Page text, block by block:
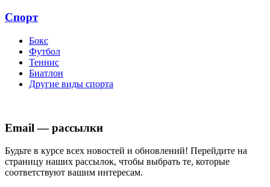
Спорт
Бокс
Футбол
Теннис
Биатлон
Другие виды спорта
Email — рассылки
Будьте в курсе всех новостей и обновлений! Перейдите на
страницу наших рассылок, чтобы выбрать те, которые
соответствуют вашим интересам.